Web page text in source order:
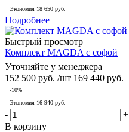
Экономия 18 650 руб.
Подробнее
Быстрый просмотр
Комплект MAGDA с софой
Уточняйте у менеджера
152 500 руб. /шт 169 440 руб.
-10%
Экономия 16 940 руб.
-
+
В корзину